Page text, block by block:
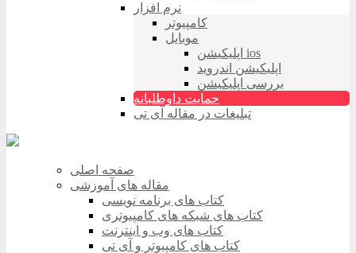
نرم افزار
کامپیوتر
موبایل
اپلیکیشن ios
اپلیکیشن اندروید
بررسی اپلیکیشن
حمایت داوطلبانه
تبلیغات در مقاله آی تی
صفحه اصلی
مقاله های آموزشی
کتاب های برنامه نویسی
کتاب های شبکه های کامپیوتری
کتاب های وب و اینترنت
کتاب های کامپیوتر و آی تی